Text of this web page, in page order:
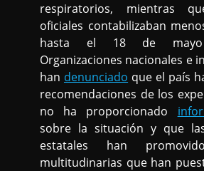
respiratorios, mientras
oficiales contabilizaban
hasta el 18 de
Organizaciones nacionales e
han denunciado que el país
recomendaciones de los
no ha proporcionado
sobre la situación y que
estatales han
multitudinarias que han